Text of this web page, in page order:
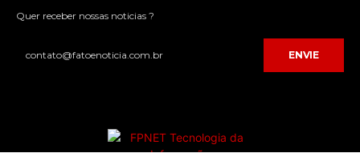
Quer receber nossas noticias ?
ENVIE